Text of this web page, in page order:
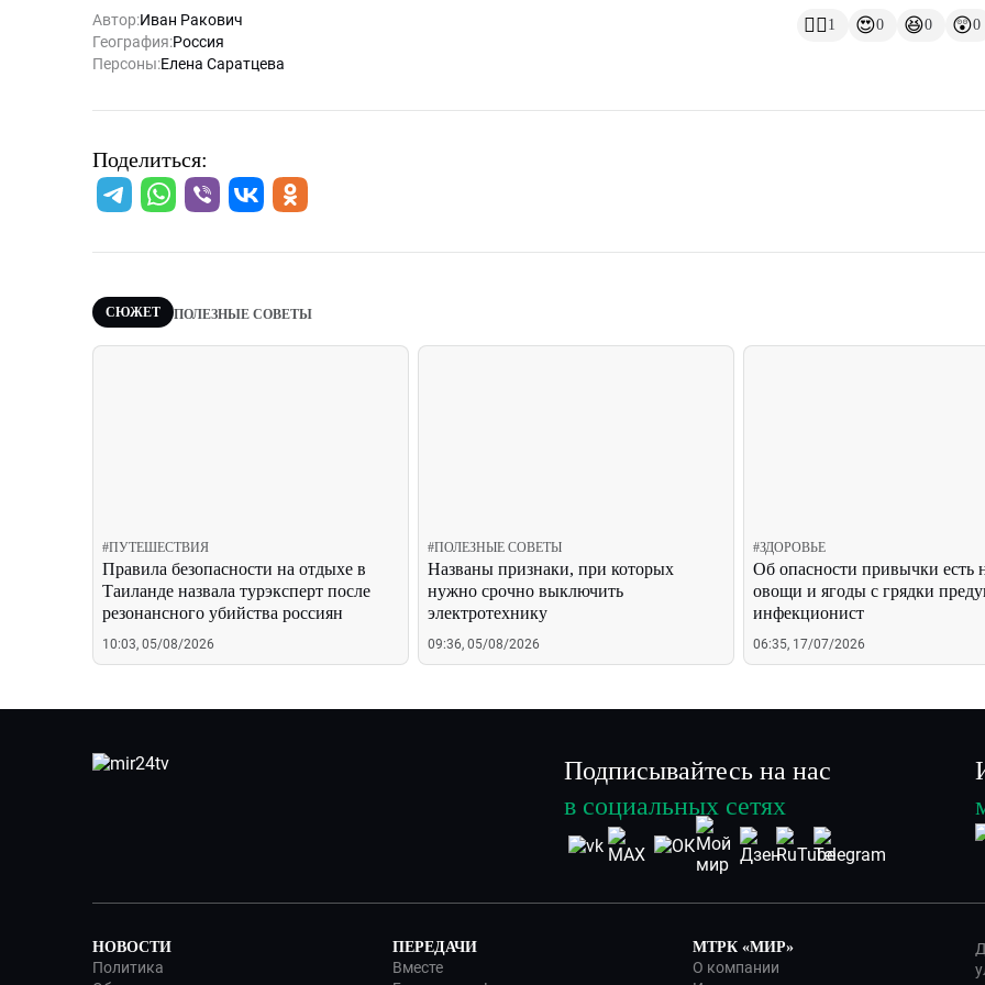
Автор:Иван Ракович
География:Россия
Персоны:Елена Саратцева
👍🏻 1 😍0 😆0 😲0
Поделиться:
СЮЖЕТ ПОЛЕЗНЫЕ СОВЕТЫ
#ПУТЕШЕСТВИЯ
Правила безопасности на отдыхе в
Таиланде назвала турэксперт после
резонансного убийства россиян
10:03, 05/08/2026
#ПОЛЕЗНЫЕ СОВЕТЫ
Названы признаки, при которых
нужно срочно выключить
электротехнику
09:36, 05/08/2026
#ЗДОРОВЬЕ
Об опасности привычки есть
овощи и ягоды с грядки
инфекционист
06:35, 17/07/2026
Подписывайтесь на нас
в социальных сетях
НОВОСТИ
Политика
ПЕРЕДАЧИ
Вместе
МТРК «МИР»
О компании